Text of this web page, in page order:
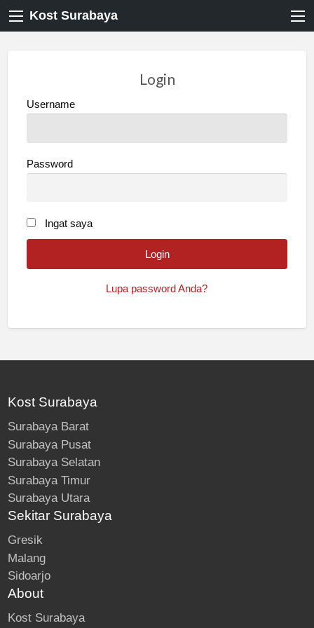
Kost Surabaya
Login
Username
Password
Ingat saya
Lupa password Anda?
Kost Surabaya
Surabaya Barat
Surabaya Pusat
Surabaya Selatan
Surabaya Timur
Surabaya Utara
Sekitar Surabaya
Gresik
Malang
Sidoarjo
About
Kost Surabaya